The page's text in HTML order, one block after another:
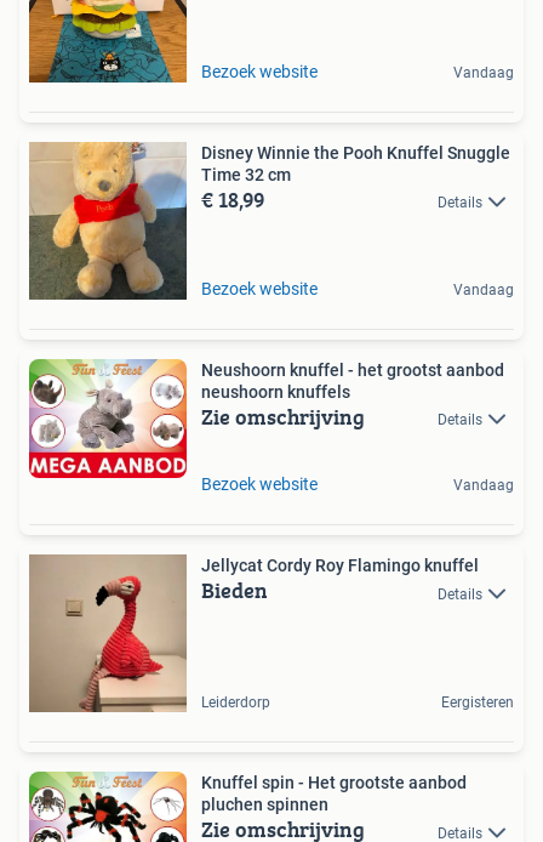
Bezoek website Vandaag
Disney Winnie the Pooh Knuffel Snuggle
Time 32 cm
€ 18,99 Details
Bezoek website Vandaag
Neushoorn knuffel - het grootst aanbod
neushoorn knuffels
Zie omschrijving Details
Bezoek website Vandaag
Jellycat Cordy Roy Flamingo knuffel
Bieden Details
Leiderdorp Eergisteren
Knuffel spin - Het grootste aanbod
pluchen spinnen
Zie omschrijving Details